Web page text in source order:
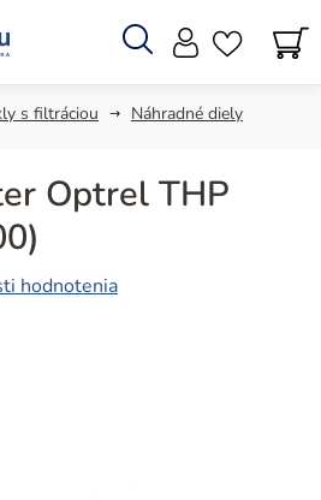
Hľadať
s filtráciou
Náhradné diely
Optrel THP
hodnotenia